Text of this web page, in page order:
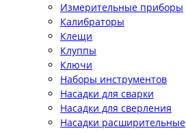
Измерительные приборы
Калибраторы
Клещи
Клуппы
Ключи
Наборы инструментов
Насадки для сварки
Насадки для сверления
Насадки расширительные